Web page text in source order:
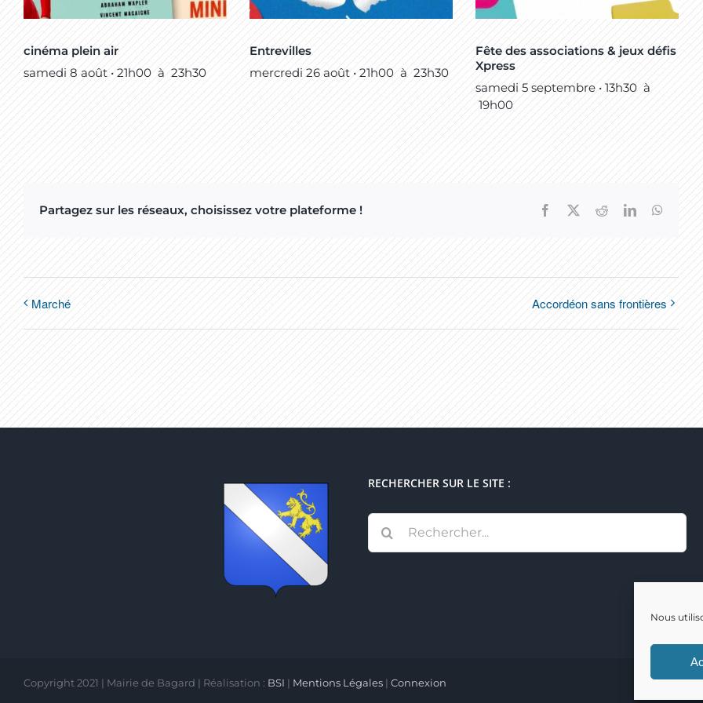
Nous
cinéma plein air
samedi 8 août • 21h00 à 23h30
Entrevilles
mercredi 26 août • 21h00 à 23h30
Fête des associations & jeux défis
Xpress
samedi 5 septembre • 13h30 à
19h00
Partagez sur les réseaux, choisissez votre plateforme ! Facebook
X RedditLinkedIn
Marché Accordéon sans frontières
RECHERCHER SUR LE SITE :
Copyright 2021 | Mairie de Bagard | Réalisation : BSI | Mentions Légales | Connexion